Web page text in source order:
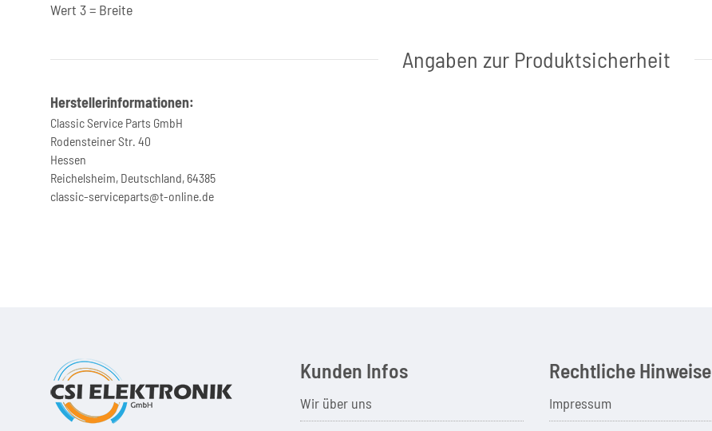
Wert 3 = Breite
Angaben zur Produktsicherheit
Herstellerinformationen:
Classic Service Parts GmbH
Rodensteiner Str. 40
Hessen
Reichelsheim, Deutschland, 64385
classic-serviceparts@t-online.de
Kunden Infos
Wir über uns
Rechtliche Hinweise
Impressum